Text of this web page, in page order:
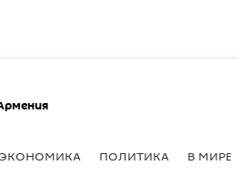
ЭКОНОМИКА ПОЛИТИКА В МИРЕ